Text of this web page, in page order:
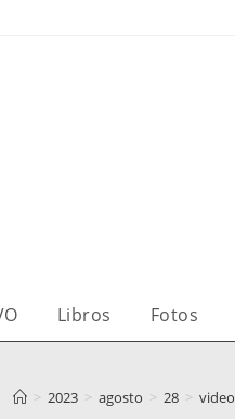
Libros Fotos
> 2023 > agosto > 28 > video